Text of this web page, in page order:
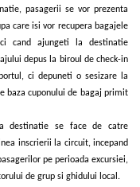
pasagerii se vor prezenta
care isi vor recupera bagajele
cand ajungeti la destinatie
depus la biroul de check-in
ci depuneti o sesizare la
baza cuponului de bagaj primit
destinatie se face de catre
inscrierii la circuit, incepand
pe perioada excursiei,
de grup si ghidului local.